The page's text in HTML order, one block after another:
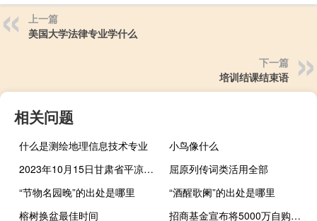
上一篇
美国大学法律专业学什么
下一篇
培训结课结束语
相关问题
什么是测绘地理信息技术专业
小鸟像什么
2023年10月15日甘肃省平凉市疫情大数据-今日/今天疫情全网搜索最新实时消息动态情况通知播报
屈原列传词类活用全部
“节物名园晚”的出处是哪里
“酒醒歌阑”的出处是哪里
榕树换盆最佳时间
招商基金宣布将5000万自购旗下基金